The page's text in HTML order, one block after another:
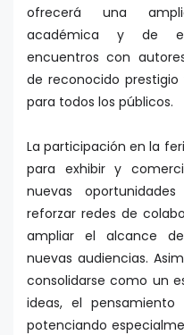
ofrecerá una
académica y de
encuentros con
de reconocido
para todos los públicos.
La participación en la
para exhibir y
nuevas
reforzar redes de
ampliar el alcance
nuevas audiencias.
consolidarse como un
ideas, el
potenciando